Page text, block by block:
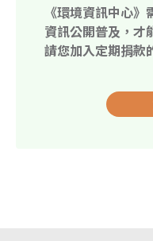
《環境資訊中心
資訊公開普及，才
請您加入定期捐款